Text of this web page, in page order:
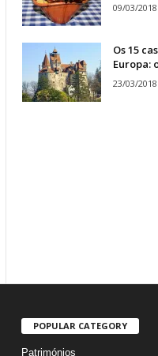
09/03/2018
Os 15
Europa:
23/03/2018
POPULAR CATEGORY
Patrimónios